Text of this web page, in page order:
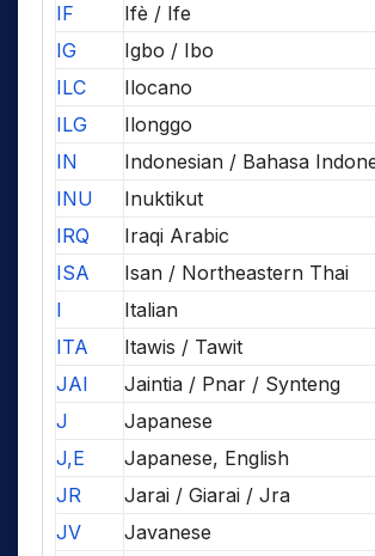
IF
Ifè / Ife
IG
Igbo / Ibo
ILC
Ilocano
ILG
Ilonggo
IN
Indonesian / Bahasa
INU
Inuktikut
IRQ
Iraqi Arabic
ISA
Isan / Northeastern Thai
I
Italian
ITA
Itawis / Tawit
JAI
Jaintia / Pnar / Synteng
J
Japanese
J,E
Japanese, English
JR
Jarai / Giarai / Jra
JV
Javanese